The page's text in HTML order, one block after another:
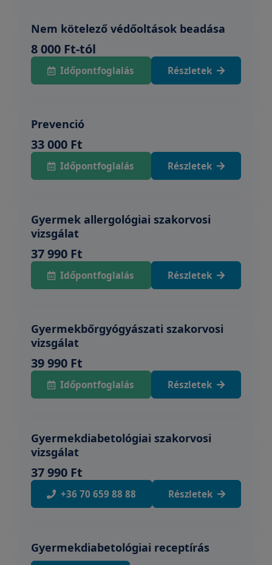
Nem kötelező védőoltások beadása
8 000 Ft-tól
Időpontfoglalás Részletek
Prevenció
33 000 Ft
Időpontfoglalás Részletek
Gyermek allergológiai szakorvosi
vizsgálat
37 990 Ft
Időpontfoglalás Részletek
Gyermekbőrgyógyászati szakorvosi
vizsgálat
39 990 Ft
Időpontfoglalás Részletek
Gyermekdiabetológiai szakorvosi
vizsgálat
37 990 Ft
+36 70 659 88 88 Részletek
Gyermekdiabetológiai receptírás